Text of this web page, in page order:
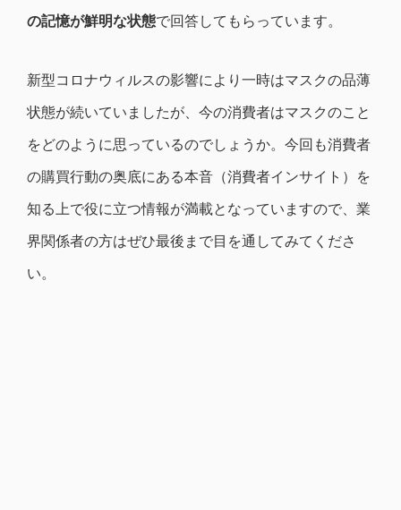
の記憶が鮮明な状態で回答してもらっています。
新型コロナウィルスの影響により一時はマスクの品薄
状態が続いていましたが、今の消費者はマスクのこと
をどのように思っているのでしょうか。今回も消費者
の購買行動の奥底にある本音（消費者インサイト）を
知る上で役に立つ情報が満載となっていますので、業
界関係者の方はぜひ最後まで目を通してみてくださ
い。